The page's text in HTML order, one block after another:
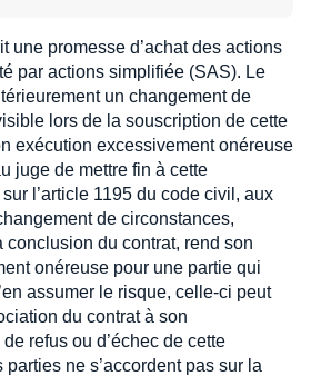
une promesse d’achat des actions
par actions simplifiée (SAS). Le
un changement de
lors de la souscription de cette
exécution excessivement onéreuse
juge de mettre fin à cette
l’article 1195 du code civil, aux
de circonstances,
du contrat, rend son
onéreuse pour une partie qui
assumer le risque, celle-ci peut
du contrat à son
refus ou d’échec de cette
ne s’accordent pas sur la